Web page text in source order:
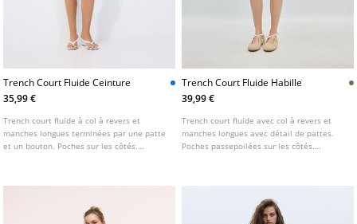
Trench Court Fluide Ceinture
35,99 €
Trench court fluide à col à revers et
manches longues terminées par une patte
et un bouton. Poches sur les côtés.
Trench Court Fluide Habille
39,99 €
Trench court fluide avec col à revers et
manches longues avec détail de pattes.
Poches passepoilées sur les côtés.